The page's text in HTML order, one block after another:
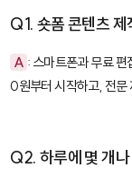
Q1. 숏폼 콘텐츠
A : 스마트폰과 무료
0원부터 시작하고, 전
Q2. 하루에 몇 개